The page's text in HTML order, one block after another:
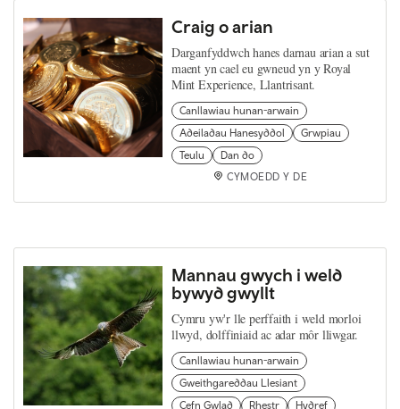
Craig o arian
Darganfyddwch hanes darnau arian a sut
maent yn cael eu gwneud yn y Royal
Mint Experience, Llantrisant.
Canllawiau hunan-arwain
Adeiladau Hanesyddol
Grwpiau
Teulu
Dan do
CYMOEDD Y DE
Mannau gwych i weld
bywyd gwyllt
Cymru yw'r lle perffaith i weld morloi
llwyd, dolffiniaid ac adar môr lliwgar.
Canllawiau hunan-arwain
Gweithgareddau Llesiant
Cefn Gwlad
Rhestr
Hydref